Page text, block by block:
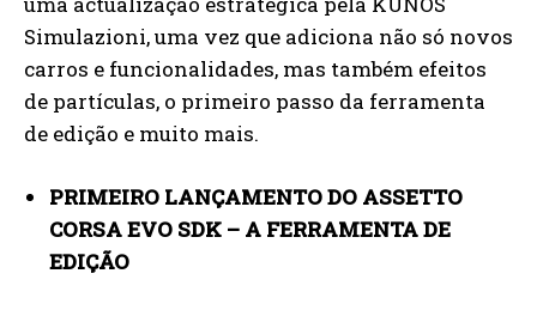
Simulazioni, uma vez que adiciona não só novos
carros e funcionalidades, mas também efeitos
de partículas, o primeiro passo da ferramenta
de edição e muito mais.
PRIMEIRO LANÇAMENTO DO ASSETTO
CORSA EVO SDK – A FERRAMENTA DE
EDIÇÃO